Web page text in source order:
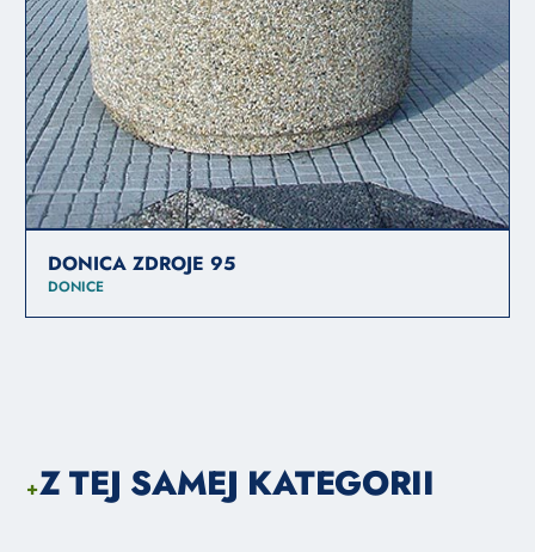
DONICA ZDROJE 95
DONICE
+Z TEJ SAMEJ KATEGORII